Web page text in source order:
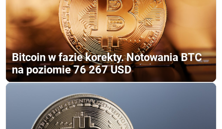
Bitcoin w fazie korekty. Notowania BTC
na poziomie 76 267 USD